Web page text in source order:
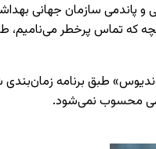
و پاندمی سازمان جهانی
که تماس پرخطر
طبق برنامه زمان‌بندی
محسوب نمی‌شود.